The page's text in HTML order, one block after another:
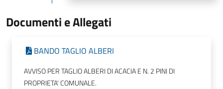
Documenti e Allegati
BANDO TAGLIO ALBERI
AVVISO PER TAGLIO ALBERI DI ACACIA E N. 2 PINI DI
PROPRIETA' COMUNALE.